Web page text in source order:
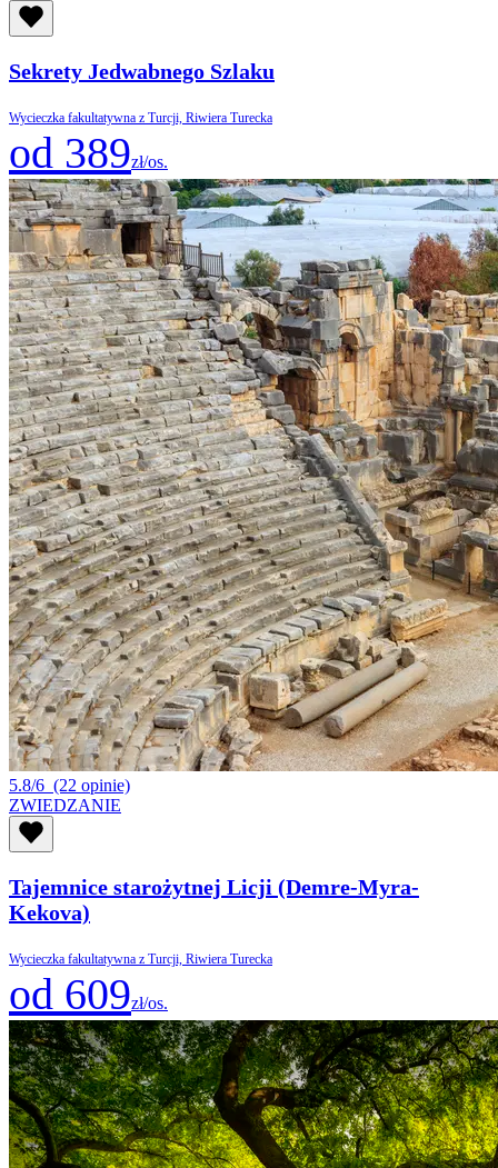
Sekrety Jedwabnego Szlaku
Wycieczka fakultatywna z Turcji, Riwiera Turecka
od 389zł/os.
5.8/6 (22 opinie)
ZWIEDZANIE
Tajemnice starożytnej Licji (Demre-Myra-
Kekova)
Wycieczka fakultatywna z Turcji, Riwiera Turecka
od 609zł/os.